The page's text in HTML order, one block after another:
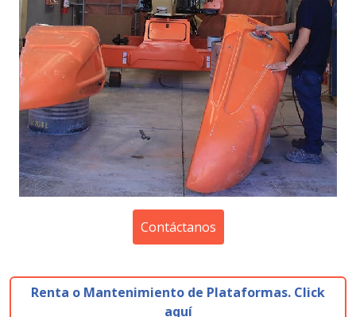
Contáctanos
Renta o Mantenimiento de Plataformas. Click
aquí